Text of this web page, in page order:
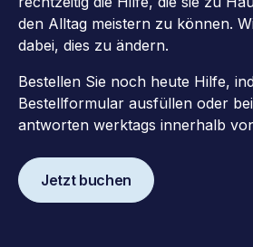
den Alltag meistern zu können.
dabei, dies zu ändern.
Bestellen Sie noch heute Hilfe,
Bestellformular ausfüllen oder
antworten werktags innerhalb
Jetzt buchen